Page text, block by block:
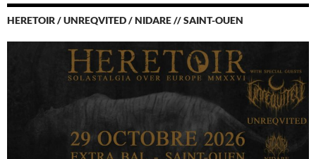
HERETOIR / UNREQVITED / NIDARE // SAINT-OUEN